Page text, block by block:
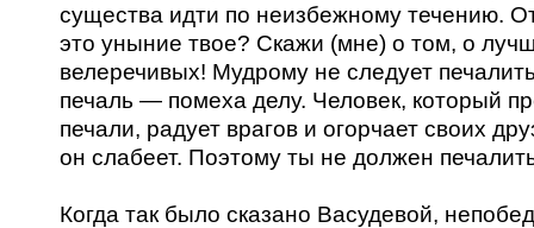
существа идти по неизбежному течению.
это уныние твое? Скажи (мне) о том, о
велеречивых! Мудрому не следует
печаль — помеха делу. Человек, который
печали, радует врагов и огорчает своих
он слабеет. Поэтому ты не должен
Когда так было сказано Васудевой,